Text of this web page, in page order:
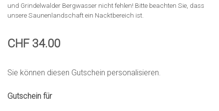
und Grindelwalder Bergwasser nicht fehlen! Bitte beachten Sie, dass
unsere Saunenlandschaft ein Nacktbereich ist.
CHF 34.00
Sie können diesen Gutschein personalisieren.
Gutschein für